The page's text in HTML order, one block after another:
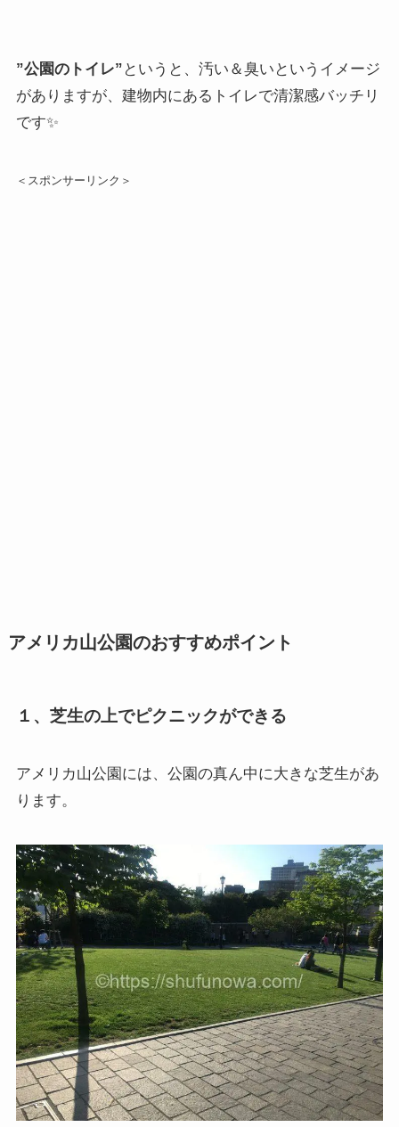
”公園のトイレ” というと、汚い＆臭いというイメージ
がありますが、建物内にあるトイレで清潔感バッチリ
です✨
＜スポンサーリンク＞
アメリカ山公園のおすすめポイント
１、芝生の上でピクニックができる
アメリカ山公園には、公園の真ん中に大きな芝生があ
ります。